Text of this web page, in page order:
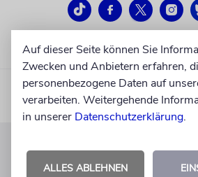
Auf dieser Seite können Sie
Zwecken und Anbietern erfahren,
personenbezogene Daten auf
verarbeiten. Weitergehende
in unserer Datenschutzerklärung.
ALLES ABLEHNEN